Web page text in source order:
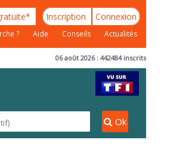
Inscription Connexion
? Aide Conseils Actualités
06 août 2026 : 442484 inscrits
Ok